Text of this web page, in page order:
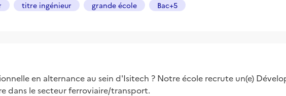
titre ingénieur grande école Bac+5
en alternance au sein d'Isitech ? Notre école recrute un(e)
dans le secteur ferroviaire/transport.